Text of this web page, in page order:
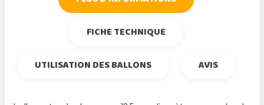
FICHE TECHNIQUE
UTILISATION DES BALLONS
AVIS